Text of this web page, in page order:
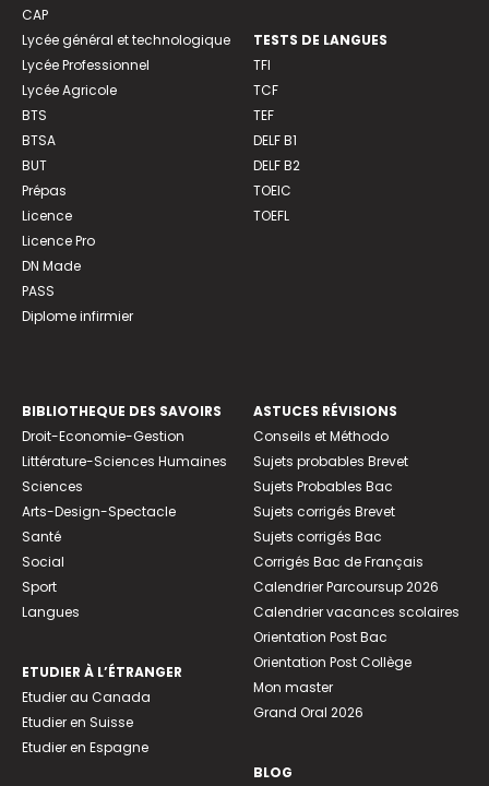
CAP
Lycée général et technologique
Lycée Professionnel
Lycée Agricole
BTS
BTSA
BUT
Prépas
Licence
Licence Pro
DN Made
PASS
Diplome infirmier
TESTS DE LANGUES
TFI
TCF
TEF
DELF B1
DELF B2
TOEIC
TOEFL
BIBLIOTHEQUE DES SAVOIRS
Droit-Economie-Gestion
Littérature-Sciences Humaines
Sciences
Arts-Design-Spectacle
Santé
Social
Sport
Langues
ETUDIER À L’ÉTRANGER
Etudier au Canada
Etudier en Suisse
Etudier en Espagne
ASTUCES RÉVISIONS
Conseils et Méthodo
Sujets probables Brevet
Sujets Probables Bac
Sujets corrigés Brevet
Sujets corrigés Bac
Corrigés Bac de Français
Calendrier Parcoursup 2026
Calendrier vacances scolaires
Orientation Post Bac
Orientation Post Collège
Mon master
Grand Oral 2026
BLOG